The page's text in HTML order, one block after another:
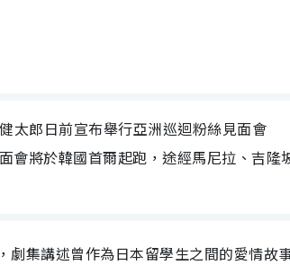
太郎日前宣布舉行亞洲巡迴粉絲見面會
將於韓國首爾起跑，途經馬尼拉、吉隆
集講述曾作為日本留學生之間的愛情故